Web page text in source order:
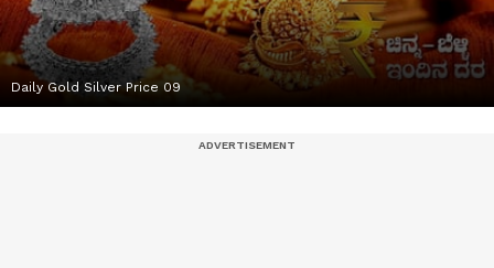
Daily Gold Silver Price 09